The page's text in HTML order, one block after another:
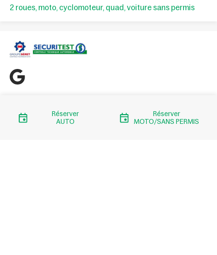
2 roues, moto, cyclomoteur, quad, voiture sans permis
Quand passer votre contrôle ?
Réserver
AUTO
Réserver
MOTO/SANS PERMIS